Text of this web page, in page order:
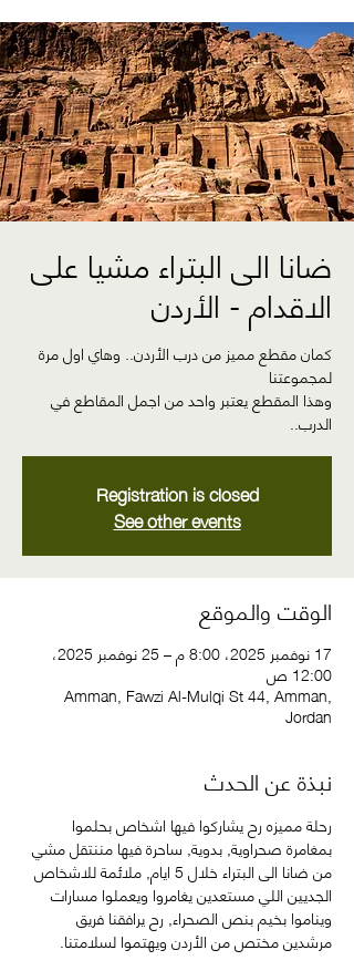
ضانا الى البتراء مشيا على
الاقدام - الأردن
كمان مقطع مميز من درب الأردن.. وهاي اول مرة
وهذا المقطع يعتبر واحد من اجمل المقاطع في
الدرب..
Registration is closed
See other events
الوقت والموقع
17 نوفمبر 2025، 8:00 م – 25 نوفمبر 2025،
12:00 ص
Amman, Fawzi Al-Mulqi St 44, Amman,
Jordan
نبذة عن الحدث
رحلة مميزه رح يشاركوا فيها اشخاص بحلموا
بمغامرة صحراوية, بدوية, ساحرة فيها مننتقل مشي
من ضانا الى البتراء خلال 5 ايام, ملائمة للاشخاص
الجديين اللي مستعدين يغامروا ويعملوا مسارات
ويناموا بخيم بنص الصحراء, رح يرافقنا فريق
مرشدين مختص من الأردن ويهتموا لسلامتنا.